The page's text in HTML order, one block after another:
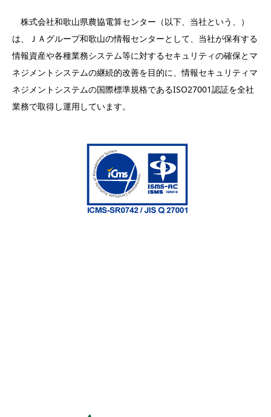
株式会社和歌山県農協電算センター（以下、当社という、）
は、ＪＡグループ和歌山の情報センターとして、当社が保有する
情報資産や各種業務システム等に対するセキュリティの確保とマ
ネジメントシステムの継続的改善を目的に、情報セキュリティマ
ネジメントシステムの国際標準規格であるISO27001認証を全社
業務で取得し運用しています。